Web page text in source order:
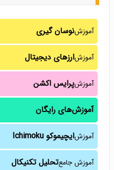
آموزشنوسان گیری
آموزشارزهای دیجیتال
آموزشپرایس اکشن
آموزش‌های رایگان
آموزشایچیموکو Ichimoku
آموزش جامعتحلیل تکنیکال